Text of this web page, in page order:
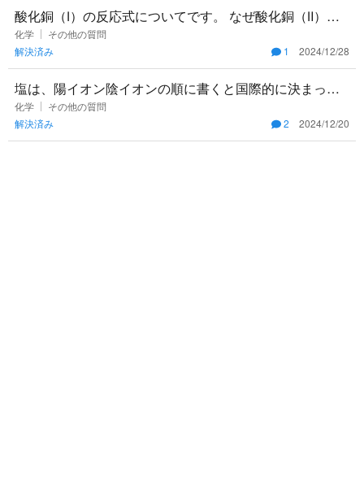
酸化銅（Ⅰ）の反応式についてです。 なぜ酸化銅（Ⅱ）の
ときのように反応物がCuではないのですか？1000度以下
を経験して
化学
その他の質問
解決済み
1 2024/12/28
塩は、陽イオン陰イオンの順に書くと国際的に決まって
いると習ったのですが、なぜこれは陰イオンが先に書か
れてあるのですか？調
化学
その他の質問
解決済み
2 2024/12/20